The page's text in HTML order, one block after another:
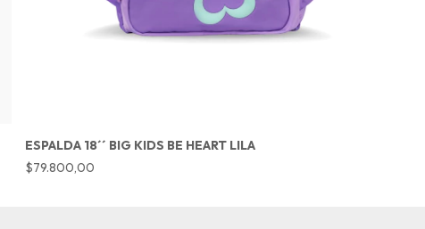
ESPALDA 18´´ BIG KIDS BE HEART LILA
$79.800,00